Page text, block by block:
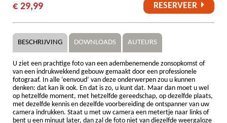
€ 29,99 RESERVEER
BESCHRIJVING DOWNLOADS AUTEURS
U ziet een prachtige foto van een adembenemende zonsopkomst of
van een indrukwekkend gebouw gemaakt door een professionele
fotograaf. In alle ‘eenvoud’ van deze onderwerpen zou u kunnen
denken: dat kan ik ook. En dat is zo, u kunt dat. Maar dan moet u wel
op hetzelfde moment, met hetzelfde gereedschap, op dezelfde plaats,
met dezelfde kennis en dezelfde voorbereiding de ontspanner van uw
camera indrukken. Staat u met uw camera een metertje naar links of
bent u een minuut later, dan zal de foto niet van diezelfde weergaloze